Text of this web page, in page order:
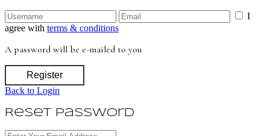
I
agree with terms & conditions
A password will be e-mailed to you
Register
Back to Login
Reset Password